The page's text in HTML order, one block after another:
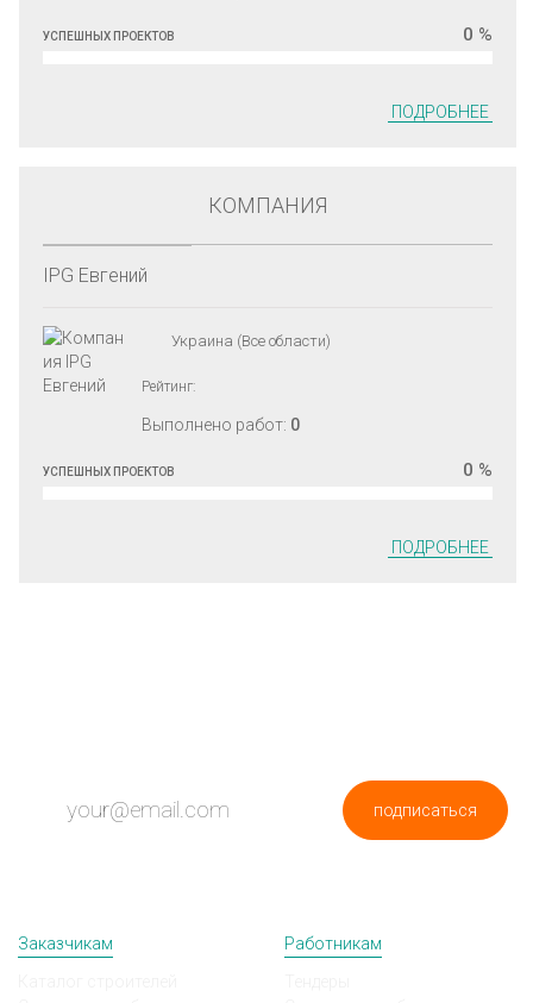
0 %
УСПЕШНЫХ ПРОЕКТОВ
ПОДРОБНЕЕ
КОМПАНИЯ
IPG Евгений
Украина (Все области)
Рейтинг:
Выполнено работ: 0
0 %
УСПЕШНЫХ ПРОЕКТОВ
ПОДРОБНЕЕ
подписаться
Заказчикам
Работникам